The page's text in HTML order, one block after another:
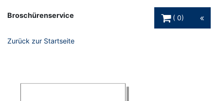
Broschürenservice
0
Zurück zur Startseite